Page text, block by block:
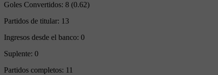
Goles Convertidos: 8 (0.62)
Partidos de titular: 13
Ingresos desde el banco: 0
Suplente: 0
Partidos completos: 11